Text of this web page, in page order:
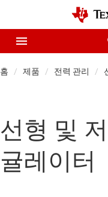
홈 제품 전력 관리
선형 및
귤레이터